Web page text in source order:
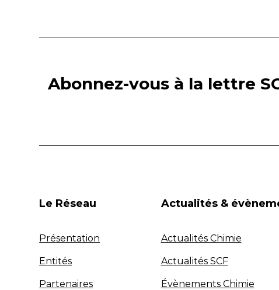
Abonnez-vous à la lettre
Le Réseau
Présentation
Entités
Partenaires
Actualités &
Actualités Chimie
Actualités SCF
Évènements Chimie